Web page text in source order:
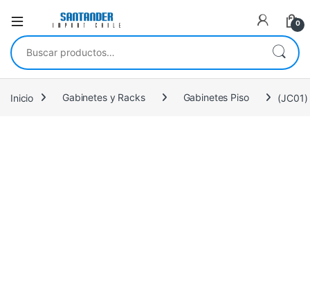
0
Buscar por:
Inicio Gabinetes y Racks Gabinetes Piso (JC01)